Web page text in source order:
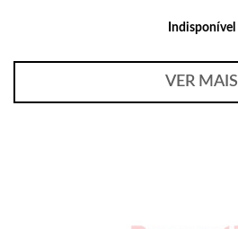
Indisponível
VER MAIS